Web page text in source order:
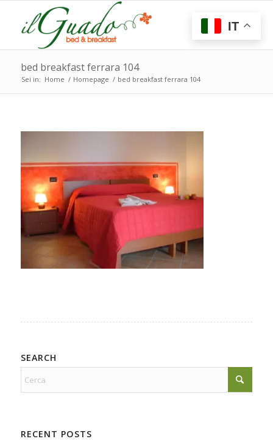
bed breakfast ferrara 104
Sei in: Home / Homepage / bed breakfast ferrara 104
SEARCH
RECENT POSTS
IT